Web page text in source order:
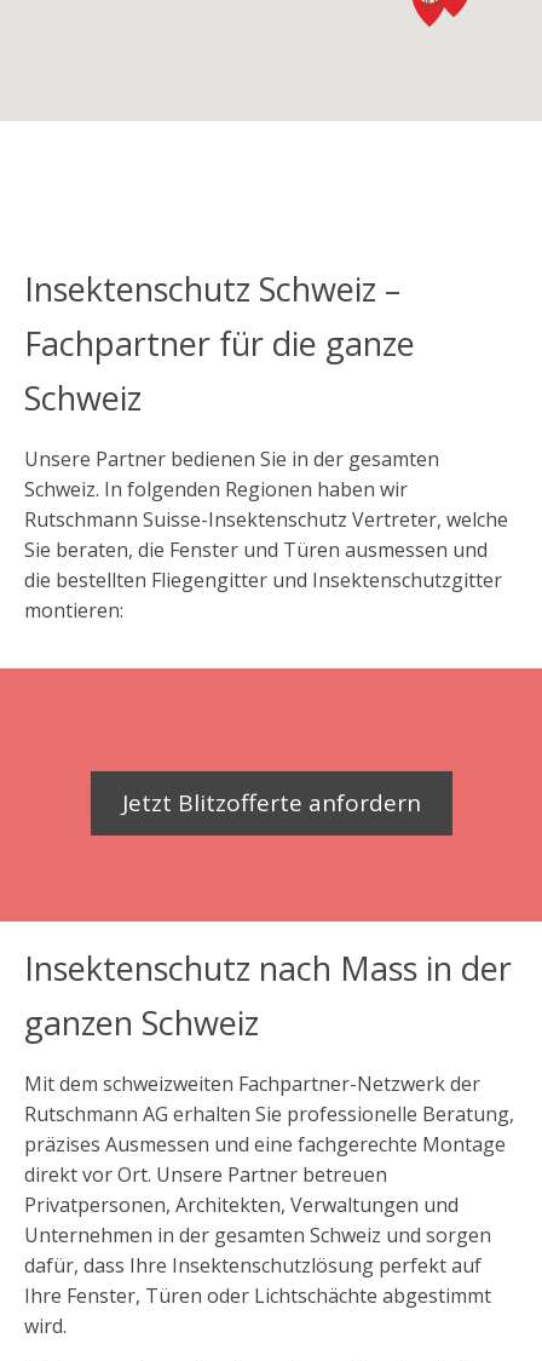
Insektenschutz Schweiz –
Fachpartner für die ganze
Schweiz
Unsere Partner bedienen Sie in der gesamten
Schweiz. In folgenden Regionen haben wir
Rutschmann Suisse-Insektenschutz Vertreter, welche
Sie beraten, die Fenster und Türen ausmessen und
die bestellten Fliegengitter und Insektenschutzgitter
montieren:
Jetzt Blitzofferte anfordern
Insektenschutz nach Mass in der
ganzen Schweiz
Mit dem schweizweiten Fachpartner-Netzwerk der
Rutschmann AG erhalten Sie professionelle Beratung,
präzises Ausmessen und eine fachgerechte Montage
direkt vor Ort. Unsere Partner betreuen
Privatpersonen, Architekten, Verwaltungen und
Unternehmen in der gesamten Schweiz und sorgen
dafür, dass Ihre Insektenschutzlösung perfekt auf
Ihre Fenster, Türen oder Lichtschächte abgestimmt
wird.